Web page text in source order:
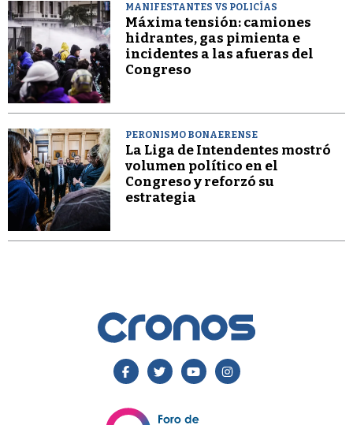
MANIFESTANTES VS POLICÍAS
Máxima tensión: camiones
hidrantes, gas pimienta e
incidentes a las afueras del
Congreso
PERONISMO BONAERENSE
La Liga de Intendentes mostró
volumen político en el
Congreso y reforzó su
estrategia